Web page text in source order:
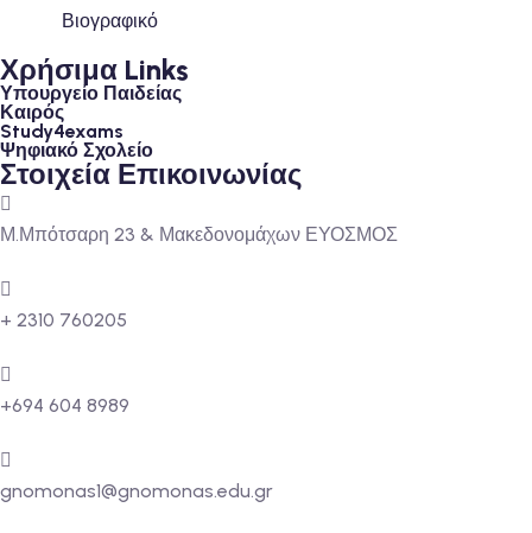
Βιογραφικό
Χρήσιμα Links
Υπουργείο Παιδείας
Καιρός
Study4exams
Ψηφιακό Σχολείο
Στοιχεία Επικοινωνίας
Μ.Μπότσαρη 23 & Μακεδονομάχων ΕΥΟΣΜΟΣ
+ 2310 760205
+694 604 8989
gnomonas1@gnomonas.edu.gr